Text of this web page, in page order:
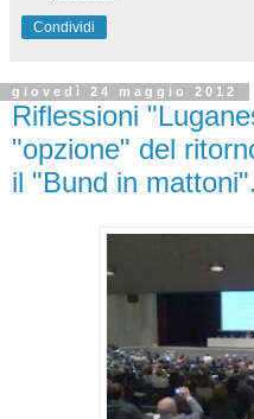
Condividi
giovedì 24 maggio 2012
Riflessioni
"opzione" del
il "Bund in